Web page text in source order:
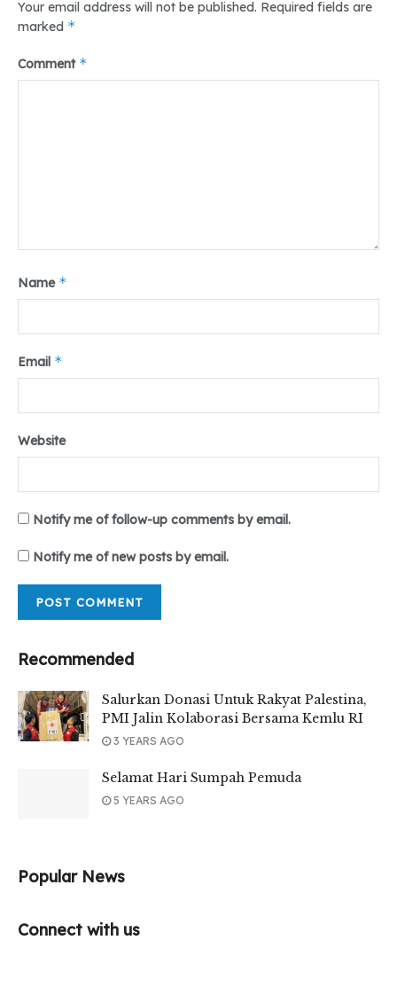
masyarakat desa
Menghargai norma – norma serta aturan yang
Itulah 4 kebiasaan baik atau tata krama ya g
hal-hal yang tidak diinginkan. Sebagai
hendaknya menjadi contoh yang baik di dalam
masyarakat.
Tr : Yowana Fadhilah
Editor : Mhd. Iqbal
Tags: #infografis #kkn2021
#lpmteropong
Your email address will not be published. Required fields are
marked *
Comment *
Name *
Email *
Website
Notify me of follow-up comments by email.
Notify me of new posts by email.
Recommended
Salurkan Donasi Untuk Rakyat Palestina,
PMI Jalin Kolaborasi Bersama Kemlu RI
3 YEARS AGO
Selamat Hari Sumpah Pemuda
5 YEARS AGO
Popular News
Connect with us